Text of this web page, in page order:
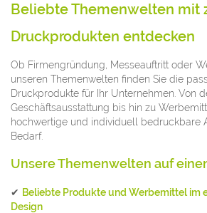
Beliebte Themenwelten mit
Druckprodukten entdecken
Ob Firmengründung, Messeauftritt oder
unseren Themenwelten finden Sie die
Druckprodukte für Ihr Unternehmen. Von
Geschäftsausstattung bis hin zu
hochwertige und individuell bedruckbare
Bedarf.
Unsere Themenwelten auf
✔ Beliebte Produkte und Werbemittel im
Design